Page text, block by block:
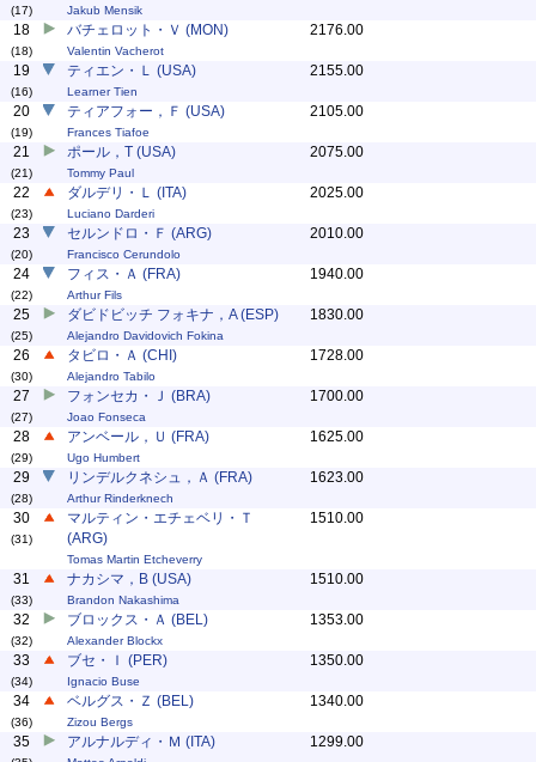
(17) Jakub Mensik
18
(18)
バチェロット・Ｖ (MON)
Valentin Vacherot
2176.00
19
(16)
ティエン・Ｌ (USA)
Learner Tien
2155.00
20
(19)
ティアフォー，Ｆ (USA)
Frances Tiafoe
2105.00
21
(21)
ポール，T (USA)
Tommy Paul
2075.00
22
(23)
ダルデリ・Ｌ (ITA)
Luciano Darderi
2025.00
23
(20)
セルンドロ・Ｆ (ARG)
Francisco Cerundolo
2010.00
24
(22)
フィス・Ａ (FRA)
Arthur Fils
1940.00
25
(25)
ダビドビッチ フォキナ，A (ESP)
Alejandro Davidovich Fokina
1830.00
26
(30)
タビロ・Ａ (CHI)
Alejandro Tabilo
1728.00
27
(27)
フォンセカ・Ｊ (BRA)
Joao Fonseca
1700.00
28
(29)
アンベール，Ｕ (FRA)
Ugo Humbert
1625.00
29
(28)
リンデルクネシュ，Ａ (FRA)
Arthur Rinderknech
1623.00
30
(31)
マルティン・エチェベリ・Ｔ
(ARG)
Tomas Martin Etcheverry
1510.00
31
(33)
ナカシマ，B (USA)
Brandon Nakashima
1510.00
32
(32)
ブロックス・Ａ (BEL)
Alexander Blockx
1353.00
33
(34)
ブセ・Ｉ (PER)
Ignacio Buse
1350.00
34
(36)
ベルグス・Ｚ (BEL)
Zizou Bergs
1340.00
35 アルナルディ・Ｍ (ITA) 1299.00